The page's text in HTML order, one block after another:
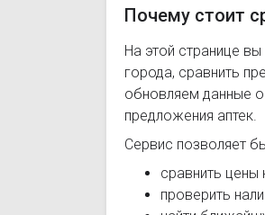
Почему стоит
На этой странице
города, сравнить
обновляем данные о
предложения аптек.
Сервис позволяет
сравнить цены
проверить